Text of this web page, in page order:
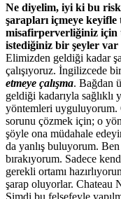
Ne diyelim, iyi ki bu riski
şarapları içmeye
misafirperverliğiniz için
istediğiniz bir şeyler var
Elimizden geldiği kadar
çalışıyoruz. İngilizcede
etmeye çalışma. Bağdan
geldiği kadarıyla
yöntemleri uyguluyorum.
sorunu çözmek için; o
şöyle ona müdahale
da yanlış buluyorum.
bırakıyorum. Sadece
gerekli ortamı
şarap oluyorlar. Chateau
Şimdi bu felsefeyle